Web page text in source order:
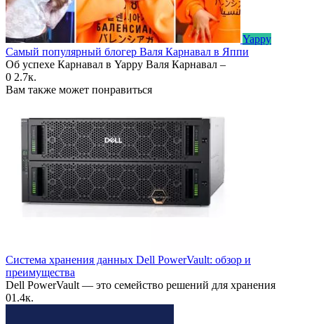
Yappy
Самый популярный блогер Валя Карнавал в Яппи
Об успехе Карнавал в Yappy Валя Карнавал –
0 2.7к.
Вам также может понравиться
Система хранения данных Dell PowerVault: обзор и
преимущества
Dell PowerVault — это семейство решений для хранения
01.4к.